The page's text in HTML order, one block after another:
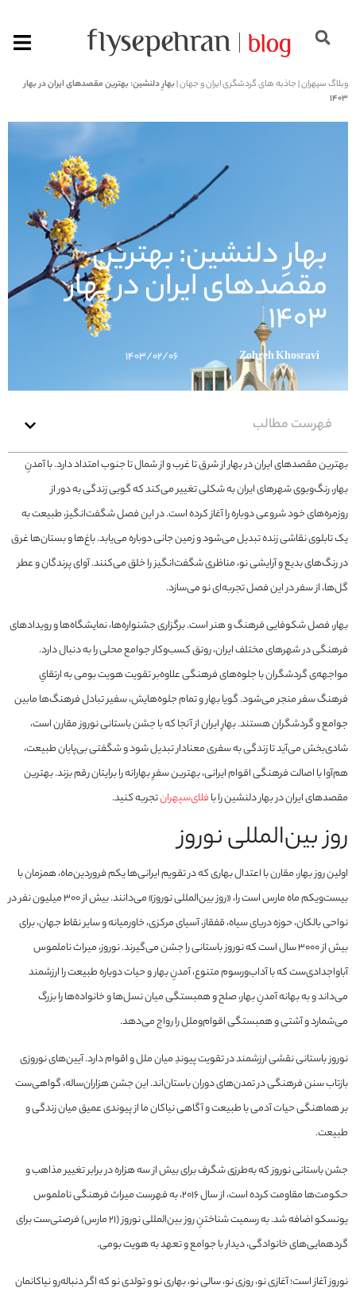
وبلاگ سپهران|جاذبه های گردشگری ایران و جهان|بهارِ دلنشین: بهترین مقصدهای ایران در بهار
۱۴۰۳
بهارِ دلنشین: بهترین
مقصدهای ایران در بهار
۱۴۰۳
Zohreh Khosravi ۱۴۰۳/۰۲/۰۶
فهرست مطالب
بهترین مقصدهای ایران در بهار از شرق تا غرب و از شمال تا جنوب امتداد دارد. با آمدنِ
بهار، رنگ‌وبوی شهرهای ایران به شکلی تغییر می‌کند که گویی زندگی به دور از
روزمره‌های خود شروعی دوباره را آغاز کرده است. در این فصل شگفت‌انگیز، طبیعت به
یک تابلوی نقاشی زنده تبدیل می‌شود و زمین جانی دوباره می‌یابد. باغ‌ها و بستان‌ها غرق
در رنگ‌های بدیع و آرایشی نو، مناظری شگفت‌انگیز را خلق می‌کنند. آوای پرندگان و عطر
گل‌ها، از سفر در این فصل تجربه‌ای نو می‌سازد.
بهار، فصل شکوفایی فرهنگ و هنر است. برگزاری جشنواره‌ها، نمایشگاه‌ها و رویدادهای
فرهنگی در شهرهای مختلف ایران، رونق کسب‌وکار جوامع محلی را به دنبال دارد.
مواجهه‌ی گردشگران با جلوه‌های فرهنگی علاوه‌بر تقویت هویت بومی به ارتقاي
فرهنگ سفر منجر می‌شود. گویا بهار و تمام جلوه‌هایش، سفیر تبادل فرهنگ‌ها مابین
جوامع و گردشگران هستند. بهارِ ایران از آنجا که با جشن باستانی نوروز مقارن است،
شادی‌بخش می‌آید تا زندگی به سفری معنادار تبدیل شود و شگفتی بی‌پایان طبیعت،
هم‌آوا با اصالت فرهنگی اقوام ایرانی، بهترین سفرِ بهارانه را برایتان رقم بزند. بهترین
مقصدهای ایران در بهار دلنشین را بافلای‌سپهرانتجربه کنید.
روز بین‌المللی نوروز
اولین روز بهار، مقارن با اعتدال بهاری که در تقویم ایرانی‌ها یکم فروردین‌ماه، همزمان با
بیست‌ویکم ماه مارس است را، «روز بین‌المللی نوروز» می‌دانند. بیش از 300 میلیون نفر در
نواحی بالکان، حوزه دریای سیاه، قفقاز، آسیای مرکزی، خاورمیانه و سایر نقاط جهان، برای
بیش از 3000 سال است که نوروز باستانی را جشن می‌گیرند. نوروز، میراث ناملموس
آباواجدادی‌ست که با آداب‌ورسوم متنوع، آمدنِ بهار و حیات دوباره طبیعت را ارزشمند
می‌داند و به بهانه آمدنِ بهار، صلح و همبستگی میان نسل‌ها و خانواده‌ها را بزرگ
می‌شمارد و آشتی و همبستگی اقوام‌وملل را رواج می‌دهد.
نوروز باستانی نقشی ارزشمند در تقویت پیوندِ میان ملل و اقوام دارد. آیین‌های نوروزی
بازتاب سنن فرهنگی در تمدن‌های دوران باستان‌اند. این جشن هزاران‌ساله، گواهی‌ست
بر هماهنگی حیات آدمی با طبیعت و آگاهی نیاکان ما از پیوندی عمیق میان زندگی و
طبیعت.
جشن باستانی نوروز که به‌طرزی شگرف برای بیش از سه هزاره در برابر تغییر مذاهب و
حکومت‌ها مقاومت کرده است، از سال 2016، به فهرست میراث فرهنگی ناملموس
یونسکو اضافه شد. به رسمیت شناختنِ روز بین‌المللی نوروز (۲۱ مارس) فرصتی‌ست برای
گردهمایی‌های خانوادگی، دیدار با جوامع و تعهد به هویت بومی.
نوروز آغاز است؛ آغازی نو، روزی نو، سالی نو، بهاری نو و تولدی نو که اگر دنباله‌رو نیاکانمان